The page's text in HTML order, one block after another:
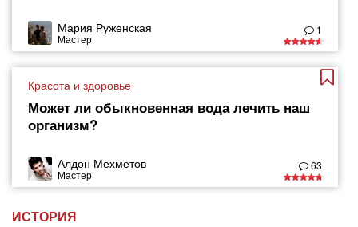
Мария Руженская
Мастер
1
Красота и здоровье
Может ли обыкновенная вода лечить наш
организм?
Алдон Мехметов
Мастер
63
ИСТОРИЯ